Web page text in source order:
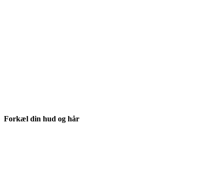
Forkæl din hud og hår